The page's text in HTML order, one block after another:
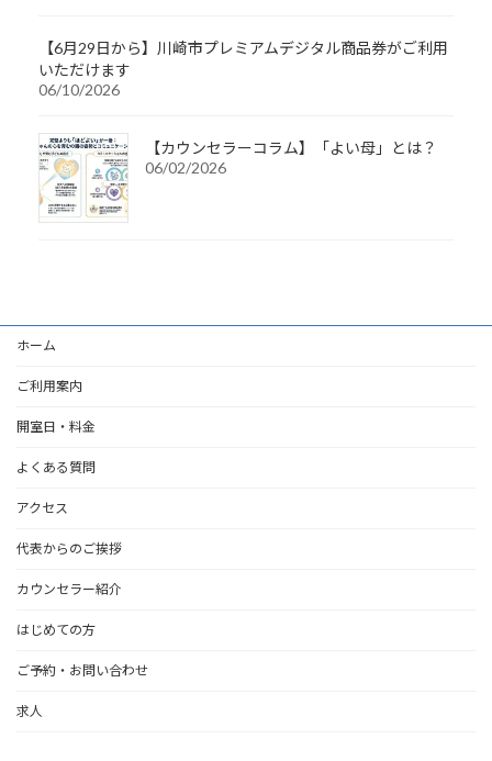
【6月29日から】川崎市プレミアムデジタル商品券がご利用
いただけます
06/10/2026
【カウンセラーコラム】「よい母」とは？
06/02/2026
ホーム
ご利用案内
開室日・料金
よくある質問
アクセス
代表からのご挨拶
カウンセラー紹介
はじめての方
ご予約・お問い合わせ
求人